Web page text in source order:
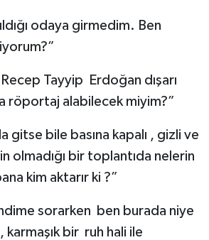
odaya girmedim. Ben
Tayyip Erdoğan dışarı
röportaj alabilecek miyim?”
gitse bile basına kapalı , gizli ve
olmadığı bir toplantıda nelerin
kim aktarır ki ?”
sorarken ben burada niye
bir ruh hali ile